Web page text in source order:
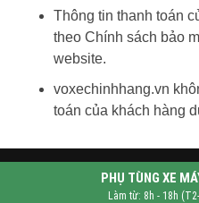
Thông tin thanh toán
theo Chính sách bảo
website.
voxechinhhang.vn
toán của khách hàng
PHỤ TÙNG XE
Làm từ: 8h - 18h